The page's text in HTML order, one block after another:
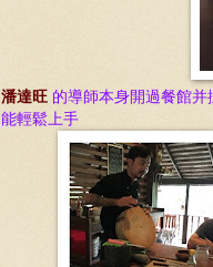
潘達旺 的導師本身開過餐館
能輕鬆上手